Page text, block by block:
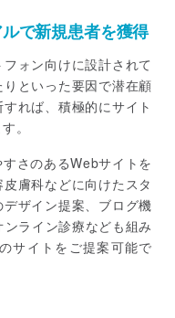
で新規患者を獲得
ォン向けに設計されて
といった要因で潜在顧
れば、積極的にサイト
。
さのあるWebサイトを
膚科などに向けたスタ
ザイン提案、ブログ機
ライン診療なども組み
サイトをご提案可能で